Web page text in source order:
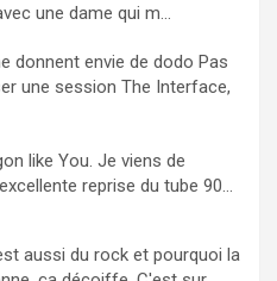
une dame qui m...
donnent envie de dodo Pas
une session The Interface,
like You. Je viens de
reprise du tube 90...
aussi du rock et pourquoi la